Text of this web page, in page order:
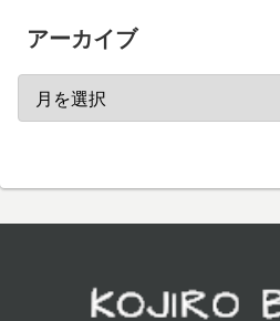
アーカイブ